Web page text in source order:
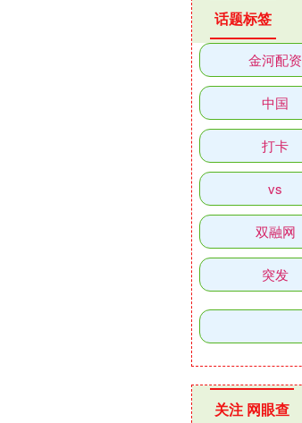
话题标签
金河配资
中国
打卡
vs
双融网
突发
关注 网眼查